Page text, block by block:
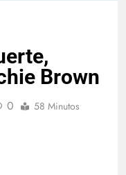
Brown
0 58 Minutos